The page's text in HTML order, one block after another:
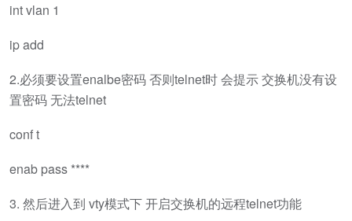
int vlan 1
ip add
2.必须要设置enalbe密码 否则telnet时 会提示 交换机没有设
置密码 无法telnet
conf t
enab pass ****
3. 然后进入到 vty模式下 开启交换机的远程telnet功能